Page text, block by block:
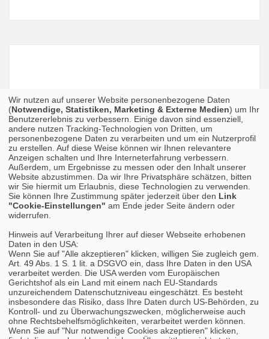
Wir nutzen auf unserer Website personenbezogene Daten
(Notwendige, Statistiken, Marketing & Externe Medien) um Ihr
Benutzererlebnis zu verbessern. Einige davon sind essenziell,
andere nutzen Tracking-Technologien von Dritten, um
personenbezogene Daten zu verarbeiten und um ein Nutzerprofil
zu erstellen. Auf diese Weise können wir Ihnen relevantere
Anzeigen schalten und Ihre Interneterfahrung verbessern.
Außerdem, um Ergebnisse zu messen oder den Inhalt unserer
Website abzustimmen. Da wir Ihre Privatsphäre schätzen, bitten
wir Sie hiermit um Erlaubnis, diese Technologien zu verwenden.
Sie können Ihre Zustimmung später jederzeit über den Link
"Cookie-Einstellungen" am Ende jeder Seite ändern oder
widerrufen.
Hinweis auf Verarbeitung Ihrer auf dieser Webseite erhobenen
Daten in den USA:
Wenn Sie auf "Alle akzeptieren" klicken, willigen Sie zugleich gem.
Art. 49 Abs. 1 S. 1 lit. a DSGVO ein, dass Ihre Daten in den USA
verarbeitet werden. Die USA werden vom Europäischen
Gerichtshof als ein Land mit einem nach EU-Standards
unzureichendem Datenschutzniveau eingeschätzt. Es besteht
insbesondere das Risiko, dass Ihre Daten durch US-Behörden, zu
Kontroll- und zu Überwachungszwecken, möglicherweise auch
ohne Rechtsbehelfsmöglichkeiten, verarbeitet werden können.
Wenn Sie auf "Nur notwendige Cookies akzeptieren" klicken,